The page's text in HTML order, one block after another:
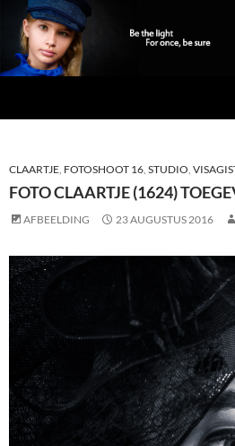
INHOUD
CLAARTJE, FOTOSHOOT 16, STUDIO,
FOTO CLAARTJE (1624)
AFBEELDING 23 AUGUSTUS 2016